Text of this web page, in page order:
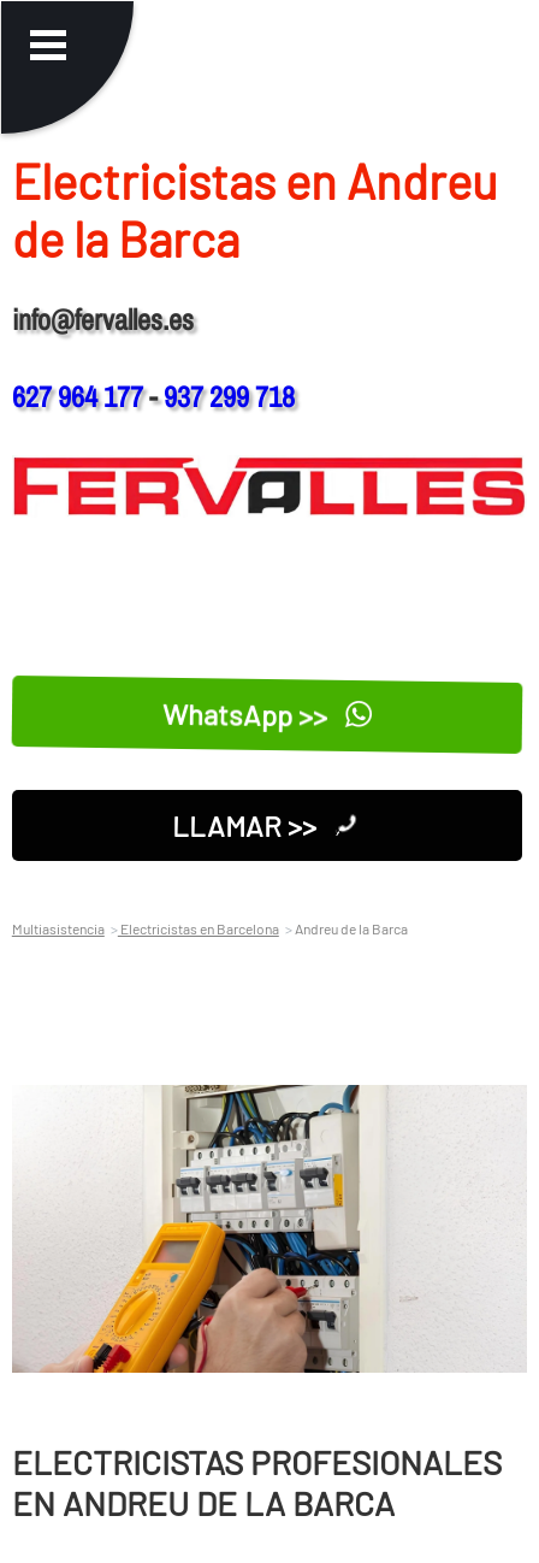
Electricistas en Andreu
de la Barca
info@fervalles.es
627 964 177-937 299 718
WhatsApp >>
LLAMAR >>
Multiasistencia Electricistas en Barcelona Andreu de la Barca
ELECTRICISTAS PROFESIONALES
EN ANDREU DE LA BARCA